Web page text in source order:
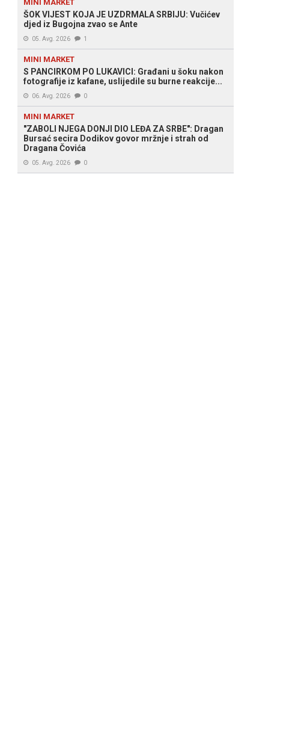
Konakovićeva savjetnica Mirela Bubalo
MINI MARKET
ŠOK VIJEST KOJA JE UZDRMALA SRBIJU: Vučićev
djed iz Bugojna zvao se Ante
05. Avg. 2026 1
MINI MARKET
S PANCIRKOM PO LUKAVICI: Građani u šoku nakon
fotografije iz kafane, uslijedile su burne reakcije...
06. Avg. 2026 0
MINI MARKET
"ZABOLI NJEGA DONJI DIO LEĐA ZA SRBE": Dragan
Bursać secira Dodikov govor mržnje i strah od
Dragana Čovića
05. Avg. 2026 0